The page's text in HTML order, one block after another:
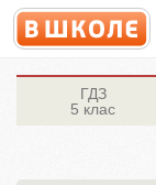
ГДЗ
5 клас